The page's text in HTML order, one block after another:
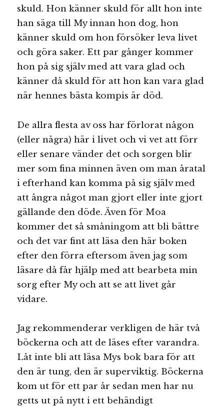
skuld. Hon känner skuld för allt hon inte
han säga till My innan hon dog, hon
känner skuld om hon försöker leva livet
och göra saker. Ett par gånger kommer
hon på sig själv med att vara glad och
känner då skuld för att hon kan vara glad
när hennes bästa kompis är död.
De allra flesta av oss har förlorat någon
(eller några) här i livet och vi vet att förr
eller senare vänder det och sorgen blir
mer som fina minnen även om man åratal
i efterhand kan komma på sig själv med
att ångra något man gjort eller inte gjort
gällande den döde. Även för Moa
kommer det så småningom att bli bättre
och det var fint att läsa den här boken
efter den förra eftersom även jag som
läsare då får hjälp med att bearbeta min
sorg efter My och att se att livet går
vidare.
Jag rekommenderar verkligen de här två
böckerna och att de läses efter varandra.
Låt inte bli att läsa Mys bok bara för att
den är tung, den är superviktig. Böckerna
kom ut för ett par år sedan men har nu
getts ut på nytt i ett behändigt